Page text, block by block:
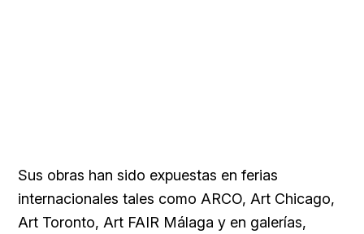
Sus obras han sido expuestas en ferias
internacionales tales como ARCO, Art Chicago,
Art Toronto, Art FAIR Málaga y en galerías,